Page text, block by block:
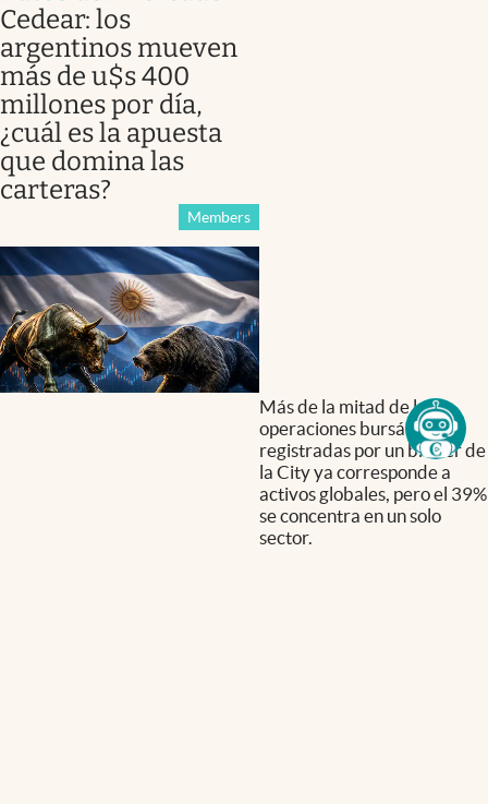
Cedear: los
argentinos mueven
más de u$s 400
millones por día,
¿cuál es la apuesta
que domina las
carteras?
Members
Más de la mitad de las
operaciones bursátiles
registradas por un broker de
la City ya corresponde a
activos globales, pero el 39%
se concentra en un solo
sector.